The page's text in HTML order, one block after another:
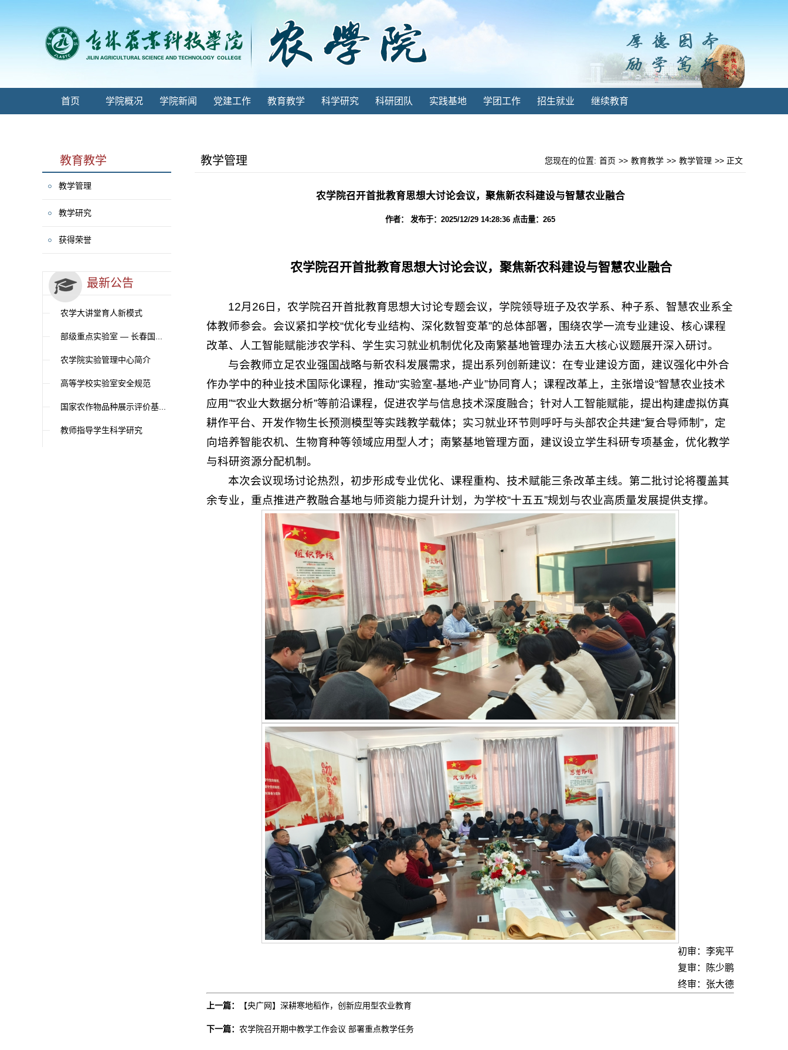
首页 学院概况 学院新闻 党建工作 教育教学 科学研究 科研团队 实践基地 学团工作 招生就业 继续教育
教育教学
教学管理
教学研究
获得荣誉
最新公告
农学大讲堂育人新模式
部级重点实验室 — 长春国...
农学院实验管理中心简介
高等学校实验室安全规范
国家农作物品种展示评价基...
教师指导学生科学研究
教学管理 您现在的位置: 首页 >> 教育教学 >> 教学管理 >> 正文
农学院召开首批教育思想大讨论会议，聚焦新农科建设与智慧农业融合
作者： 发布于：2025/12/29 14:28:36 点击量： 265
农学院召开首批教育思想大讨论会议，聚焦新农科建设与智慧农业融合
12月26日，农学院召开首批教育思想大讨论专题会议，学院领导班子及农学系、种子系、智慧农业系全
体教师参会。会议紧扣学校“优化专业结构、深化数智变革”的总体部署，围绕农学一流专业建设、核心课程
改革、人工智能赋能涉农学科、学生实习就业机制优化及南繁基地管理办法五大核心议题展开深入研讨。
与会教师立足农业强国战略与新农科发展需求，提出系列创新建议：在专业建设方面，建议强化中外合
作办学中的种业技术国际化课程，推动“实验室-基地-产业”协同育人；课程改革上，主张增设“智慧农业技术
应用”“农业大数据分析”等前沿课程，促进农学与信息技术深度融合；针对人工智能赋能，提出构建虚拟仿真
耕作平台、开发作物生长预测模型等实践教学载体；实习就业环节则呼吁与头部农企共建“复合导师制”，定
向培养智能农机、生物育种等领域应用型人才；南繁基地管理方面，建议设立学生科研专项基金，优化教学
与科研资源分配机制。
本次会议现场讨论热烈，初步形成专业优化、课程重构、技术赋能三条改革主线。第二批讨论将覆盖其
余专业，重点推进产教融合基地与师资能力提升计划，为学校“十五五”规划与农业高质量发展提供支撑。
初审：李宪平
复审：陈少鹏
终审：张大德
上一篇： 【央广网】深耕寒地稻作，创新应用型农业教育
下一篇： 农学院召开期中教学工作会议 部署重点教学任务